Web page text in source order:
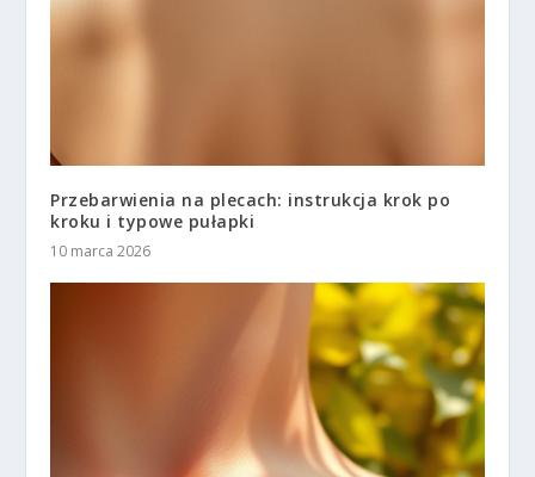
Przebarwienia na plecach: instrukcja krok po
kroku i typowe pułapki
10 marca 2026